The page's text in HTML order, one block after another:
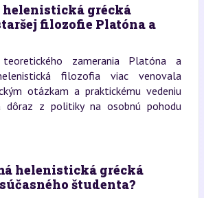
helenistická grécká
filozofie Platóna a
zamerania Platóna a
filozofia viac venovala
otázkam a praktickému vedeniu
dôraz z politiky na osobnú pohodu
helenistická grécká
študenta?